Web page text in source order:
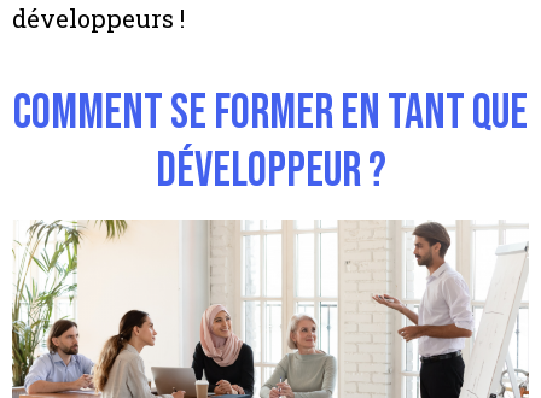
développeurs !
Comment se former en tant que
développeur ?